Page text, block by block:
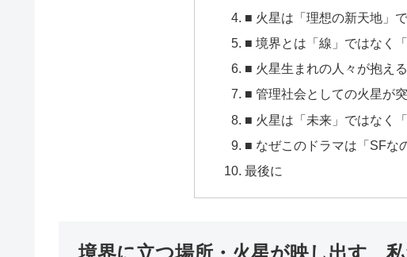
■ 火星は「理想の新天地」
■ 境界とは「線」ではなく「
■ 火星生まれの人々が抱え
■ 管理社会としての火星が
■ 火星は「未来」ではなく
■ なぜこのドラマは「SFな
最後に